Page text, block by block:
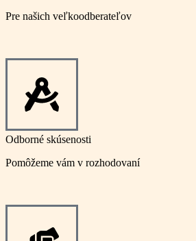
Pre našich veľkoodberateľov
Odborné skúsenosti
Pomôžeme vám v rozhodovaní